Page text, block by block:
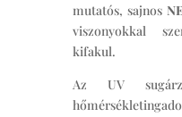
mutatós, sajnos
viszonyokkal
kifakul.
Az UV